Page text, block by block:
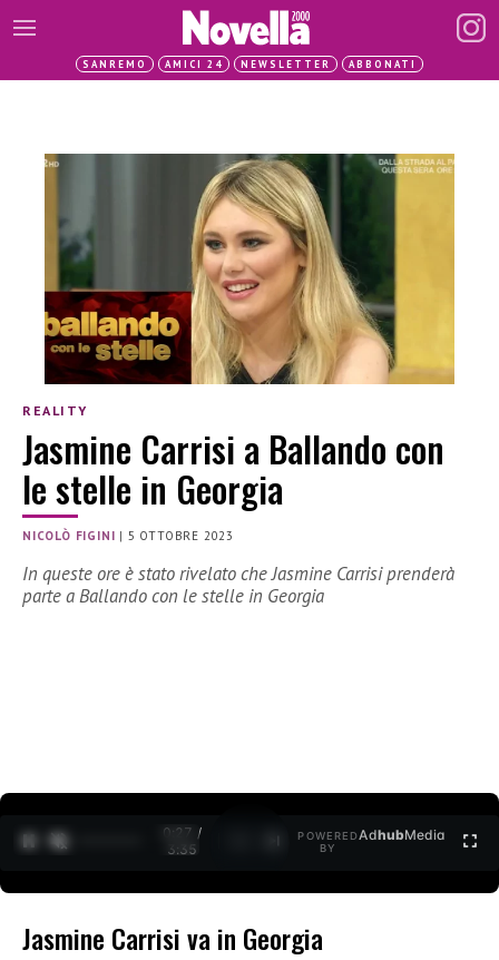
SANREMO AMICI 24 NEWSLETTER ABBONATI
REALITY
Jasmine Carrisi a Ballando con
le stelle in Georgia
NICOLÒ FIGINI | 5 OTTOBRE 2023
In queste ore è stato rivelato che Jasmine Carrisi prenderà
parte a Ballando con le stelle in Georgia
0:28 /
3:35
POWERED
BY
AdhubMedia
Jasmine Carrisi va in Georgia